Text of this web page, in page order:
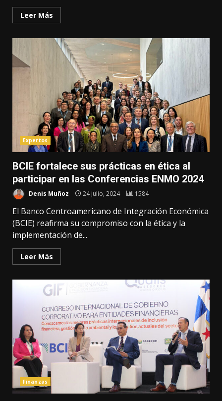
Leer Más
Expertos
BCIE fortalece sus prácticas en ética al
participar en las Conferencias ENMO 2024
Denis Muñoz 24 julio, 2024 1584
El Banco Centroamericano de Integración Económica
(BCIE) reafirma su compromiso con la ética y la
implementación de...
Leer Más
Finanzas